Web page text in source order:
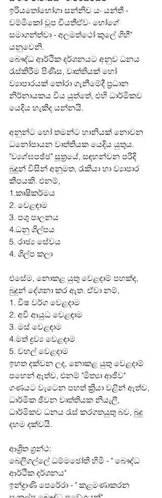
ඉරියතෝභෝගා සන්නිච යං යන්තී -
වම්මිකෝ වූප චීයතීඒවං භෝගේ
සමාගන්ත්වා - අලමත්ථෝ කුලේ ගිහී"
යනුවෙනි.
බෞද්ධ ආර්ථික දර්ශනයට අනුව ධනය
රැස්කිරීම පිණිස, වෘත්තියක් හෝ
ව්‍යාපාරයක් තෝරා ගැනීමේදී ප්‍රධාන
නිර්නායකය විය යුත්තේ, එහි ධාර්මිකව
යෙදිය හැකිද යන්නයි.
අනුන්ට හෝ තමන්ට හානියක් නොවන
ධනෝපායන වෘත්තියක යෙදිය යුතුය.
"ව්‍යග්ඝපඡ්ඡ" සූත්‍රයේ, සඳහන්වන පරිදි
බුදුන් විසින් අනුමත, රැකියා හා ව්‍යාපාර
කීපයකි. එනම්,
1.කෘෂිකර්මය
2. වෙළඳාම
3. පශු පාලනය
4.ධනු ශිල්පය
5. රාඡ්‍ය සේවය
4. ශිල්ප කලා
එසේම, නොකළ යුතු වෙළදාම් පහක්ද,
බුදුන් දේශනා කර ඇත. ඒවා නම්,
1. විෂ වර්ග වෙළදාම
2. අවි ආයුධ වෙළඳාම
3. මස් වෙළඳාම
4.මත් ද්‍රව්‍ය වෙළඳාම
5. වහල් වෙළදාම
ඉහත දක්වන ලද, නොකළ යුතු වෙළදාම්
පහෙන් ඈත්ව, එනම් "මිත්‍යා ආඡීව"
ගණයට වැටෙන පහත් ක්‍රියා වළින් ඈත්ව,
ධාර්මික ඡීවන වෘත්තියක නියැලී,
ධාර්මිකව ධනය රැස් කරගතයුතු බව, බුදු
දහම දක්වයි.
ආශ්‍රිත ග්‍රන්ථ:
බෙලිගල්ලේ ධම්මඡෝති හිමි - " බෞද්ධ
ආර්ථික දර්ශනය"
ඉන්ද්‍රාණි පෙරේරා - " කළමණාකරන